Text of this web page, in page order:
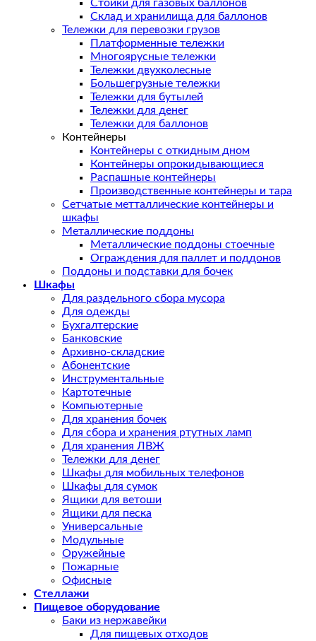
Стойки для газовых баллонов
Склад и хранилища для баллонов
Тележки для перевозки грузов
Платформенные тележки
Многоярусные тележки
Тележки двухколесные
Большегрузные тележки
Тележки для бутылей
Тележки для денег
Тележки для баллонов
Контейнеры
Контейнеры с откидным дном
Контейнеры опрокидывающиеся
Распашные контейнеры
Производственные контейнеры и тара
Сетчатые метталлические контейнеры и
шкафы
Металлические поддоны
Металлические поддоны стоечные
Ограждения для паллет и поддонов
Поддоны и подставки для бочек
Шкафы
Для раздельного сбора мусора
Для одежды
Бухгалтерские
Банковские
Архивно-складские
Абонентские
Инструментальные
Картотечные
Компьютерные
Для хранения бочек
Для сбора и хранения ртутных ламп
Для хранения ЛВЖ
Тележки для денег
Шкафы для мобильных телефонов
Шкафы для сумок
Ящики для ветоши
Ящики для песка
Универсальные
Модульные
Оружейные
Пожарные
Офисные
Стеллажи
Пищевое оборудование
Баки из нержавейки
Для пищевых отходов